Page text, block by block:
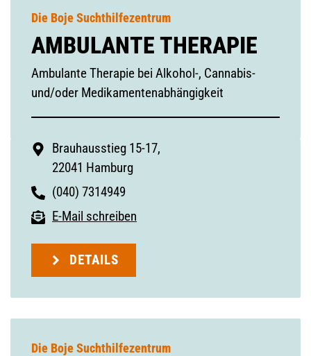
Die Boje Suchthilfezentrum
AMBULANTE THERAPIE
Ambulante Therapie bei Alkohol-, Cannabis-
und/oder Medikamentenabhängigkeit
Brauhausstieg 15-17,
22041 Hamburg
(040) 7314949
E-Mail schreiben
DETAILS
Die Boje Suchthilfezentrum